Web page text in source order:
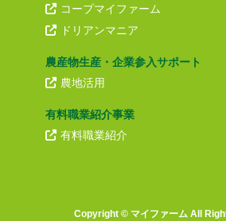
コープマイファーム
ドリアンマニア
農産物生産・企業参入サポート
農地活用
有料職業紹介事業
有料職業紹介
Copyright © ︎マイファーム All